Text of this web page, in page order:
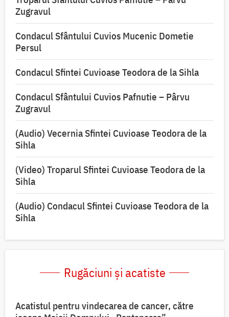
Zugravul
Condacul Sfântului Cuvios Mucenic Dometie
Persul
Condacul Sfintei Cuvioase Teodora de la Sihla
Condacul Sfântului Cuvios Pafnutie – Pârvu
Zugravul
(Audio) Vecernia Sfintei Cuvioase Teodora de la
Sihla
(Video) Troparul Sfintei Cuvioase Teodora de la
Sihla
(Audio) Condacul Sfintei Cuvioase Teodora de la
Sihla
Rugăciuni și acatiste
Acatistul pentru vindecarea de cancer, către